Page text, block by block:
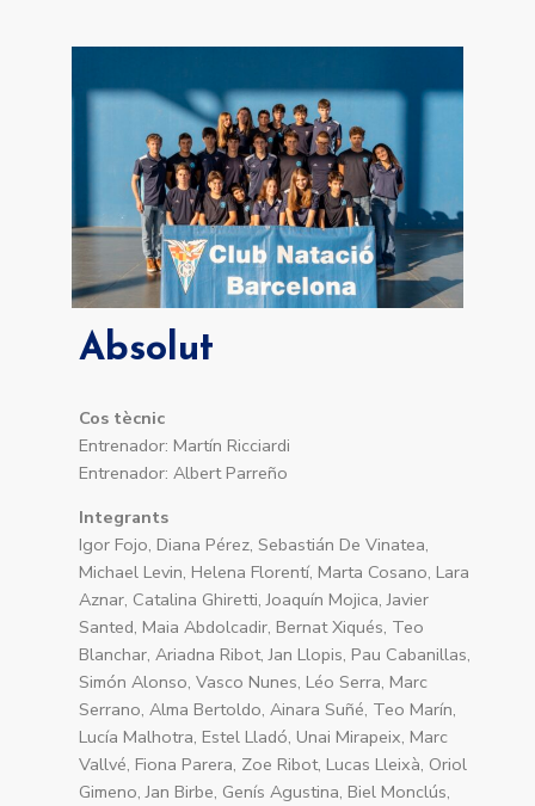
Absolut
Cos tècnic
Entrenador: Martín Ricciardi
Entrenador: Albert Parreño
Integrants
Igor Fojo, Diana Pérez, Sebastián De Vinatea,
Michael Levin, Helena Florentí, Marta Cosano, Lara
Aznar, Catalina Ghiretti, Joaquín Mojica, Javier
Santed, Maia Abdolcadir, Bernat Xiqués, Teo
Blanchar, Ariadna Ribot, Jan Llopis, Pau Cabanillas,
Simón Alonso, Vasco Nunes, Léo Serra, Marc
Serrano, Alma Bertoldo, Ainara Suñé, Teo Marín,
Lucía Malhotra, Estel Lladó, Unai Mirapeix, Marc
Vallvé, Fiona Parera, Zoe Ribot, Lucas Lleixà, Oriol
Gimeno, Jan Birbe, Genís Agustina, Biel Monclús,